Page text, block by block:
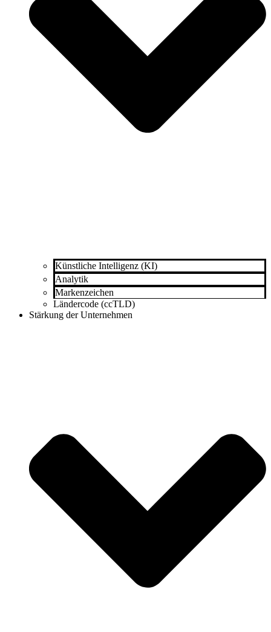
Künstliche Intelligenz (KI)
Analytik
Markenzeichen
Ländercode (ccTLD)
Stärkung der Unternehmen